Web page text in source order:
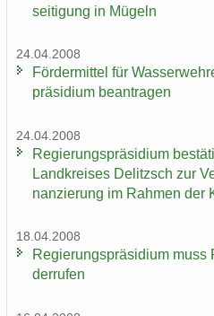
sei­ti­gung in Mü­geln
24.04.2008
För­der­mit­tel für
prä­si­di­um be­an­tra­gen
24.04.2008
Re­gie­rungs­prä­si­di­um
Land­krei­ses De­litzsch zur
nan­zie­rung im Rah­men der
18.04.2008
Re­gie­rungs­prä­si­di­um
der­ru­fen